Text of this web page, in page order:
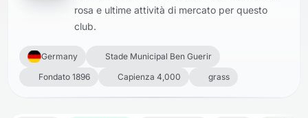
rosa e ultime attività di mercato per questo
club.
Germany
Stade Municipal Ben Guerir
Fondato 1896
Capienza 4,000 grass